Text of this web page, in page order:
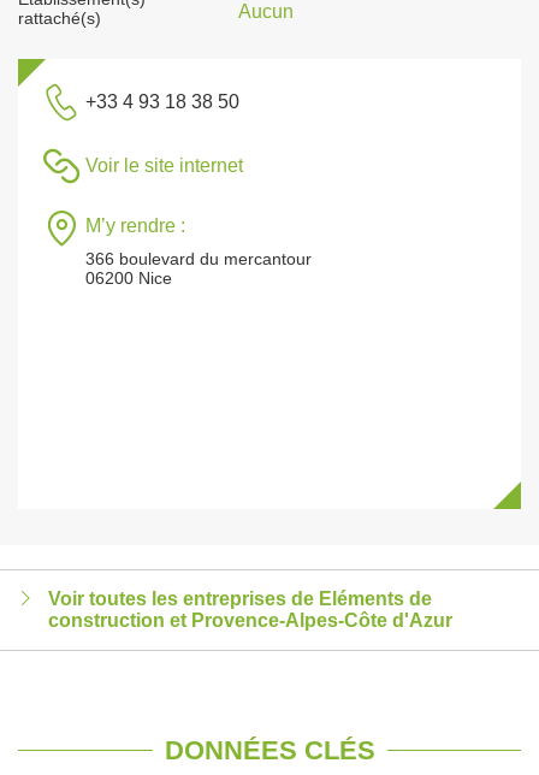
rattaché(s)
Aucun
+33 4 93 18 38 50
Voir le site internet
M’y rendre :
366 boulevard du mercantour
06200 Nice
Voir toutes les entreprises de Eléments de
construction et Provence-Alpes-Côte d'Azur
DONNÉES CLÉS